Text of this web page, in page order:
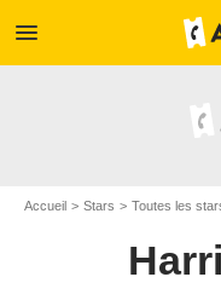
menu
Accueil Stars Toutes les